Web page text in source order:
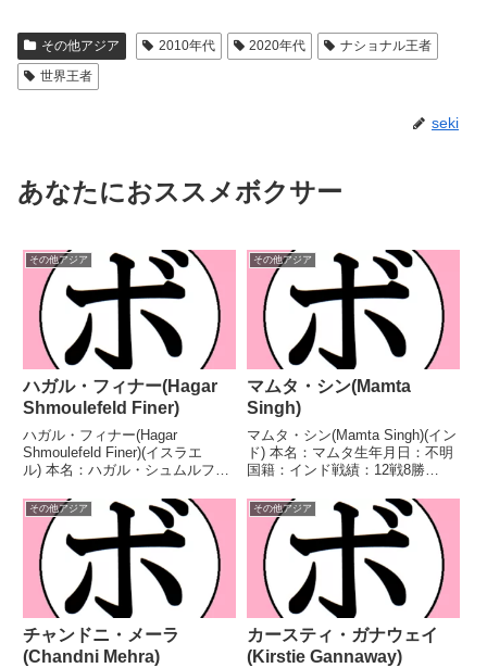
その他アジア 2010年代 2020年代
ナショナル王者
世界王者
seki
あなたにおススメボクサー
その他アジア
ハガル・フィナー(Hagar
Shmoulefeld Finer)
ハガル・フィナー(Hagar
Shmoulefeld Finer)(イスラエ
ル) 本名：ハガル・シュムルフェ
年6月14日国籍：イスラエル戦
績：35戦24勝(7KO)7敗3分1無効
試合 【獲得タイトル】WIBA...
その他アジア
マムタ・シン(Mamta
Singh)
マムタ・シン(Mamta Singh)(イン
ド) 本名：マムタ生年月日：不明
国籍：インド戦績：12戦8勝
し 【戦歴】2022/10/31 ○4R判
定 2-0(40-36、40-36、38-38) ジ
ョテ...
その他アジア
チャンドニ・メーラ
(Chandni Mehra)
その他アジア
カースティ・ガナウェイ
(Kirstie Gannaway)